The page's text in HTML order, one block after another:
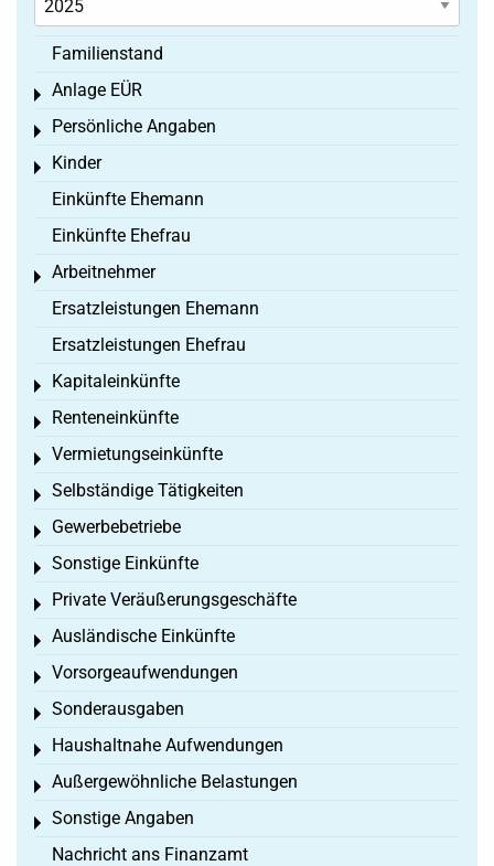
Familienstand
Anlage EÜR
Toggle menu
Persönliche Angaben
Toggle menu
Kinder
Toggle menu
Einkünfte Ehemann
Einkünfte Ehefrau
Arbeitnehmer
Toggle menu
Ersatzleistungen Ehemann
Ersatzleistungen Ehefrau
Kapitaleinkünfte
Toggle menu
Renteneinkünfte
Toggle menu
Vermietungseinkünfte
Toggle menu
Selbständige Tätigkeiten
Toggle menu
Gewerbebetriebe
Toggle menu
Sonstige Einkünfte
Toggle menu
Private Veräußerungsgeschäfte
Toggle menu
Ausländische Einkünfte
Toggle menu
Vorsorgeaufwendungen
Toggle menu
Sonderausgaben
Toggle menu
Haushaltnahe Aufwendungen
Toggle menu
Außergewöhnliche Belastungen
Toggle menu
Sonstige Angaben
Toggle menu
Nachricht ans Finanzamt